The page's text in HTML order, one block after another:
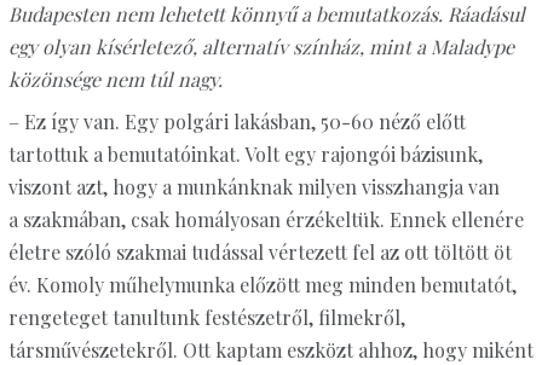
Budapesten nem lehetett könnyű a bemutatkozás. Ráadásul
egy olyan kísérletező, alternatív színház, mint a Maladype
közönsége nem túl nagy.
– Ez így van. Egy polgári lakásban, 50-60 néző előtt
tartottuk a bemutatóinkat. Volt egy rajongói bázisunk,
viszont azt, hogy a munkánknak milyen visszhangja van
a szakmában, csak homályosan érzékeltük. Ennek ellenére
életre szóló szakmai tudással vértezett fel az ott töltött öt
év. Komoly műhelymunka előzött meg minden bemutatót,
rengeteget tanultunk festészetről, filmekről,
társművészetekről. Ott kaptam eszközt ahhoz, hogy miként